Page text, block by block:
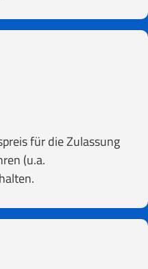
für die Zulassung
(u.a.